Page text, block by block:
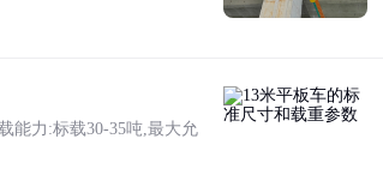
能力:标载30-35吨,最大允